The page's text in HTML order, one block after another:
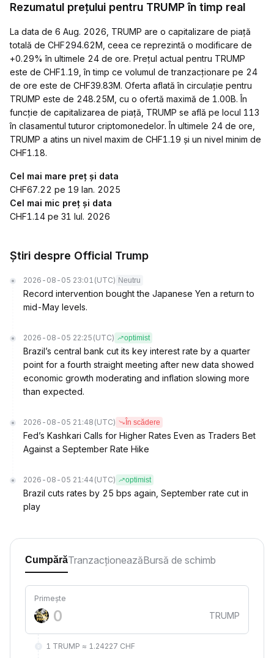
Rezumatul prețului pentru TRUMP în timp real
La data de 6 Aug. 2026, TRUMP are o capitalizare de piață
totală de CHF294.62M, ceea ce reprezintă o modificare de
+0.29% în ultimele 24 de ore. Prețul actual pentru TRUMP
este de CHF1.19, în timp ce volumul de tranzacționare pe 24
de ore este de CHF39.83M. Oferta aflată în circulație pentru
TRUMP este de 248.25M, cu o ofertă maximă de 1.00B. În
funcție de capitalizarea de piață, TRUMP se află pe locul 113
în clasamentul tuturor criptomonedelor. În ultimele 24 de ore,
TRUMP a atins un nivel maxim de CHF1.19 și un nivel minim de
CHF1.18.
Cel mai mare preț și data
CHF67.22 pe 19 Ian. 2025
Cel mai mic preț și data
CHF1.14 pe 31 Iul. 2026
Știri despre Official Trump
2026-08-05 23:01 (UTC) Neutru
Record intervention bought the Japanese Yen a return to
mid-May levels.
2026-08-05 22:25 (UTC) optimist
Brazil’s central bank cut its key interest rate by a quarter
point for a fourth straight meeting after new data showed
economic growth moderating and inflation slowing more
than expected.
2026-08-05 21:48 (UTC) În scădere
Fed’s Kashkari Calls for Higher Rates Even as Traders Bet
Against a September Rate Hike
2026-08-05 21:44 (UTC) optimist
Brazil cuts rates by 25 bps again, September rate cut in
play
CumpărăTranzacționeazăBursă de schimb
Primește
TRUMP
1 TRUMP ≈ 1.24227 CHF